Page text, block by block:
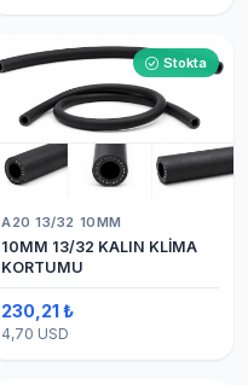
Stokta
A20 13/32 10MM
10MM 13/32 KALIN KLİMA
KORTUMU
230,21 ₺
4,70 USD